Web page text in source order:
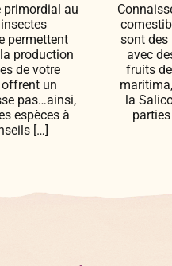
primordial au
permettent
production
de votre
un
pas…ainsi,
espèces à
[…]
sont des
avec
fruits
la